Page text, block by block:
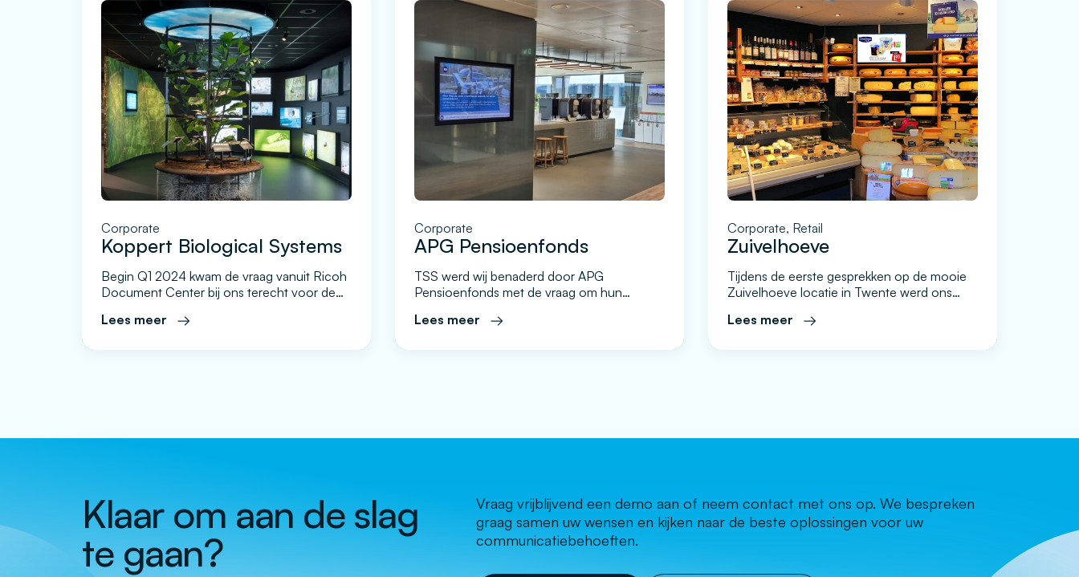
Corporate
Koppert Biological Systems
Begin Q1 2024 kwam de vraag vanuit Ricoh
Document Center bij ons terecht voor de
experience center op het hoofdkantoor. Het
Lees meer
Corporate
APG Pensioenfonds
TSS werd wij benaderd door APG
Pensioenfonds met de vraag om hun
ze niet tevreden waren over de
[…]
Lees meer
Corporate, Retail
Zuivelhoeve
Tijdens de eerste gesprekken op de mooie
Zuivelhoeve locatie in Twente werd ons
Roerink direct een duidelijk doel
Lees meer
Klaar om aan de slag
te gaan?
Vraag vrijblijvend een demo aan of neem contact met ons op. We bespreken
graag samen uw wensen en kijken naar de beste oplossingen voor uw
communicatiebehoeften.